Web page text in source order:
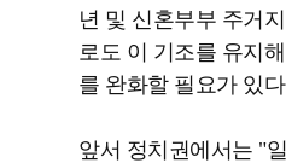
년 및 신혼부부 주거
로도 이 기조를 유지
를 완화할 필요가 있
앞서 정치권에서는 "